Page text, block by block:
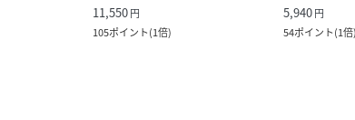
11,550円
105ポイント(1倍)
5,940円
54ポイント(1倍)